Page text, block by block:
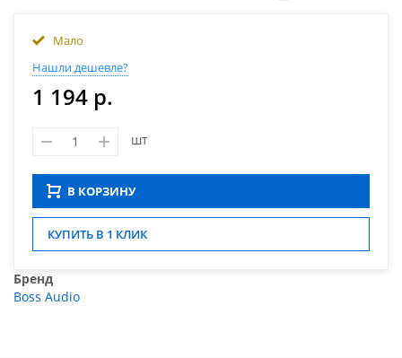
Мало
Нашли дешевле?
1 194 р.
шт
В КОРЗИНУ
КУПИТЬ В 1 КЛИК
Бренд
Boss Audio